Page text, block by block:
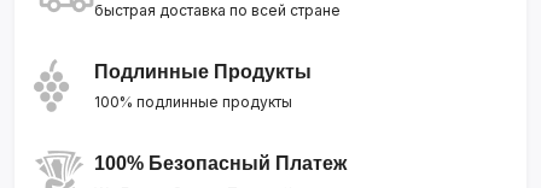
быстрая доставка по всей стране
Подлинные Продукты
100% подлинные продукты
100% Безопасный Платеж